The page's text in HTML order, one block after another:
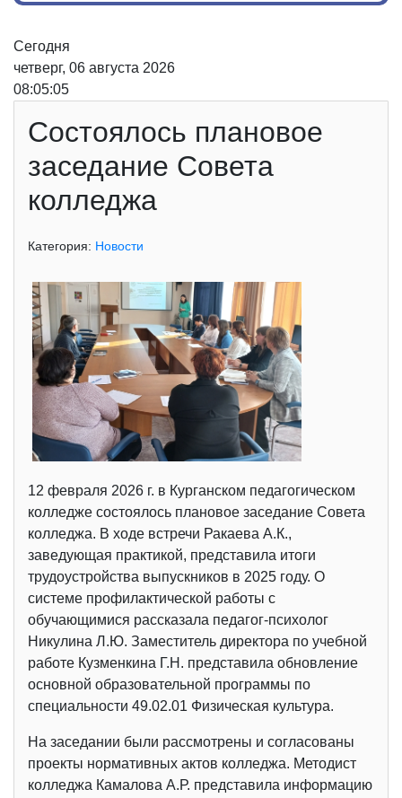
Сегодня
четверг, 06 августа 2026
08:05:05
Состоялось плановое
заседание Совета
колледжа
Категория: Новости
12 февраля 2026 г. в Курганском педагогическом
колледже состоялось плановое заседание Совета
колледжа. В ходе встречи Ракаева А.К.,
заведующая практикой, представила итоги
трудоустройства выпускников в 2025 году. О
системе профилактической работы с
обучающимися рассказала педагог-психолог
Никулина Л.Ю. Заместитель директора по учебной
работе Кузменкина Г.Н. представила обновление
основной образовательной программы по
специальности 49.02.01 Физическая культура.
На заседании были рассмотрены и согласованы
проекты нормативных актов колледжа. Методист
колледжа Камалова А.Р. представила информацию